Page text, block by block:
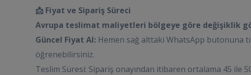
📩 Fiyat ve Sipariş Süreci
Avrupa teslimat maliyetleri bölgeye göre değişiklik
Güncel Fiyat Al: Hemen sağ alttaki WhatsApp butonuna
öğrenebilirsiniz.
Teslim Süresi: Sipariş onayından itibaren ortalama 45 ile